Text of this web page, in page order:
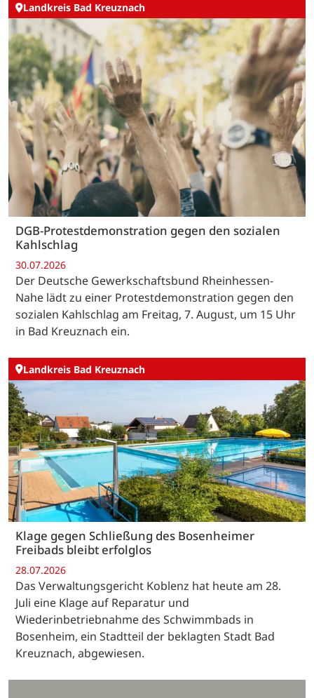
Landkreis Bad Kreuznach
DGB-Protestdemonstration gegen den sozialen
Kahlschlag
30.07.2026
Der Deutsche Gewerkschaftsbund Rheinhessen-
Nahe lädt zu einer Protestdemonstration gegen den
sozialen Kahlschlag am Freitag, 7. August, um 15 Uhr
in Bad Kreuznach ein.
Landkreis Bad Kreuznach
Klage gegen Schließung des Bosenheimer
Freibads bleibt erfolglos
28.07.2026
Das Verwaltungsgericht Koblenz hat heute am 28.
Juli eine Klage auf Reparatur und
Wiederinbetriebnahme des Schwimmbads in
Bosenheim, ein Stadtteil der beklagten Stadt Bad
Kreuznach, abgewiesen.